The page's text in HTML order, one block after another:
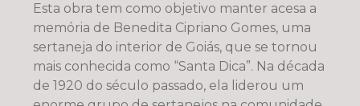
Esta obra tem como objetivo manter acesa a
memória de Benedita Cipriano Gomes, uma
sertaneja do interior de Goiás, que se tornou
mais conhecida como “Santa Dica”. Na década
de 1920 do século passado, ela liderou um